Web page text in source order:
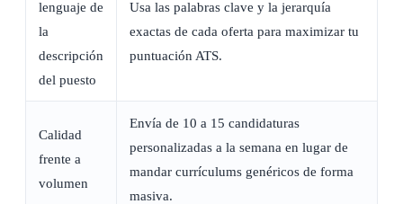
lenguaje de
la
descripción
del puesto
Usa las palabras clave y la jerarquía
exactas de cada oferta para maximizar tu
puntuación ATS.
Calidad
frente a
volumen
Envía de 10 a 15 candidaturas
personalizadas a la semana en lugar de
mandar currículums genéricos de forma
masiva.